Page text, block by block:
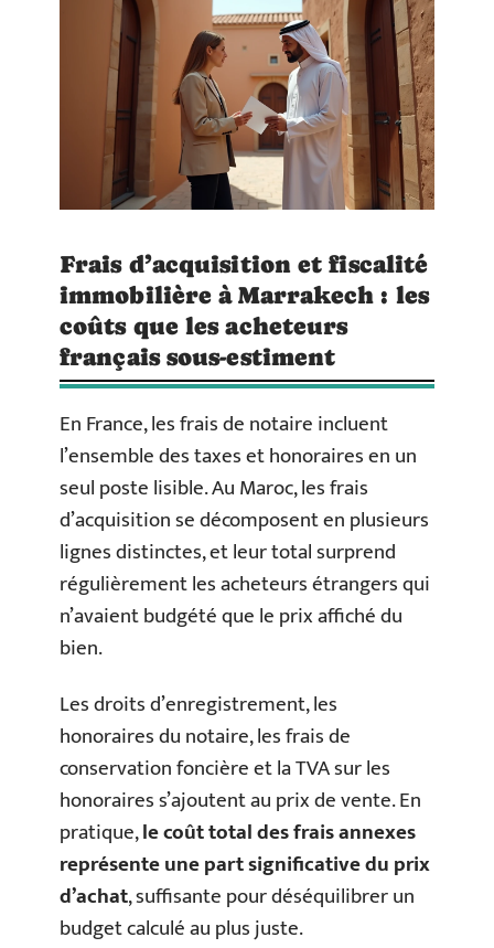
Frais d’acquisition et fiscalité
immobilière à Marrakech : les
coûts que les acheteurs
français sous-estiment
En France, les frais de notaire incluent
l’ensemble des taxes et honoraires en un
seul poste lisible. Au Maroc, les frais
d’acquisition se décomposent en plusieurs
lignes distinctes, et leur total surprend
régulièrement les acheteurs étrangers qui
n’avaient budgété que le prix affiché du
bien.
Les droits d’enregistrement, les
honoraires du notaire, les frais de
conservation foncière et la TVA sur les
honoraires s’ajoutent au prix de vente. En
pratique,le coût total des frais annexes
représente une part significative du prix
d’achat, suffisante pour déséquilibrer un
budget calculé au plus juste.